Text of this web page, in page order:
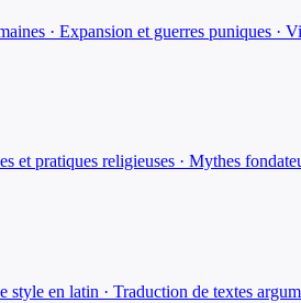
· Expansion et guerres puniques ·
et pratiques religieuses · Mythes
style en latin · Traduction de textes